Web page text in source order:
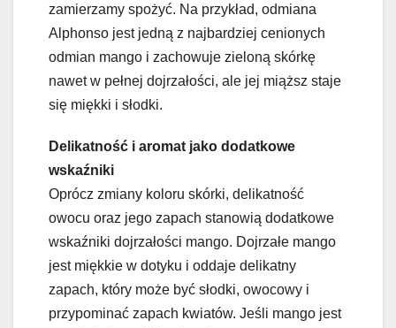
zamierzamy spożyć. Na przykład, odmiana
Alphonso jest jedną z najbardziej cenionych
odmian mango i zachowuje zieloną skórkę
nawet w pełnej dojrzałości, ale jej miąższ staje
się miękki i słodki.
Delikatność i aromat jako dodatkowe
wskaźniki
Oprócz zmiany koloru skórki, delikatność
owocu oraz jego zapach stanowią dodatkowe
wskaźniki dojrzałości mango. Dojrzałe mango
jest miękkie w dotyku i oddaje delikatny
zapach, który może być słodki, owocowy i
przypominać zapach kwiatów. Jeśli mango jest